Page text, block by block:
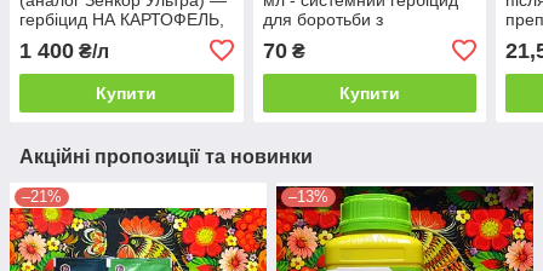
гербіцид НА КАРТОФЕЛЬ,
ТОМАТИ (метрибузин 600
г/л). Нертус
1 400 ₴/л
Купити
для боротьби з
однорічними дводольними
та злаковими бур'янами
70₴
Купити
Акційні пропозиції та новинки
–21% –13%